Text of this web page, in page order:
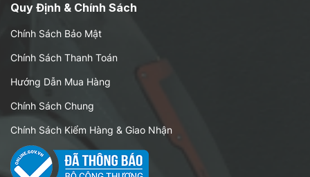
Quy Định & Chính Sách
Chính Sách Bảo Mật
Chính Sách Thanh Toán
Hướng Dẫn Mua Hàng
Chính Sách Chung
Chính Sách Kiểm Hàng & Giao Nhận